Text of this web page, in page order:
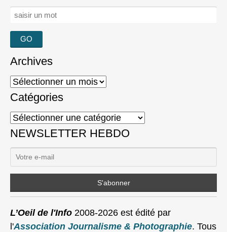
Rechercher :
Archives
Archives
Catégories
Catégories
NEWSLETTER HEBDO
L’Oeil de l'Info 2008-2026 est édité par
l'Association Journalisme & Photographie. Tous